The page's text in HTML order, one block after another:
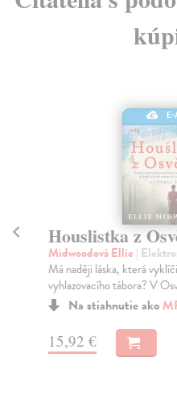
Houslistka z
Midwoodová Ellie |
Má naději láska, která
vyhlazovacího tábora? V
Na stiahnutie ako
15,92 €